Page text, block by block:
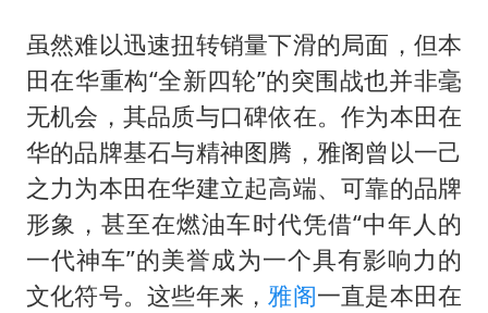
虽然难以迅速扭转销量下滑的局面，但本
田在华重构“全新四轮”的突围战也并非毫
无机会，其品质与口碑依在。作为本田在
华的品牌基石与精神图腾，雅阁曾以一己
之力为本田在华建立起高端、可靠的品牌
形象，甚至在燃油车时代凭借“中年人的
一代神车”的美誉成为一个具有影响力的
文化符号。这些年来， 雅阁一直是本田在